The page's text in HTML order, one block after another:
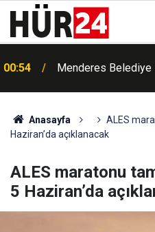
00:54 Menderes Belediye
Anasayfa
ALES
Haziran’da açıklanacak
ALES maratonu
5 Haziran’da